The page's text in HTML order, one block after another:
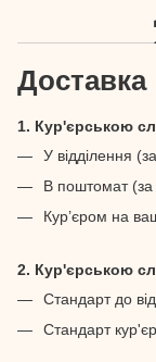
Доставка
1. Кур'єрською
У відділення
В поштомат (за
Кур’єром на
2. Кур'єрською
Стандарт до
Стандарт